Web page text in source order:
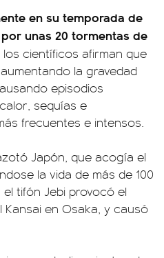
en su temporada de
unas 20 tormentas de
los científicos afirman que
la gravedad
episodios
sequías e
frecuentes e intensos.
Japón, que acogía el
la vida de más de 100
tifón Jebi provocó el
en Osaka, y causó